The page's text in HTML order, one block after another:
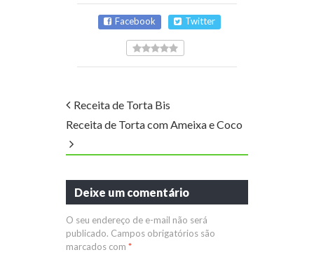
Facebook Twitter
Receita de Torta Bis
Receita de Torta com Ameixa e Coco
Deixe um comentário
O seu endereço de e-mail não será
publicado. Campos obrigatórios são
marcados com *